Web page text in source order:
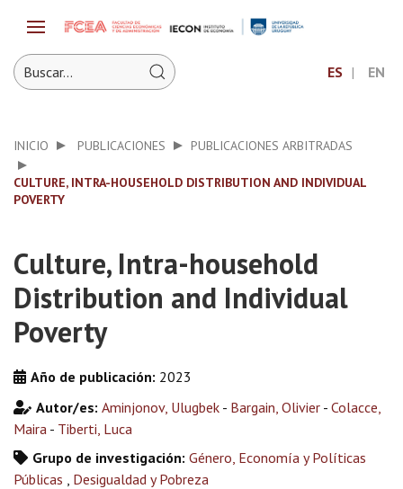
ES EN
INICIO PUBLICACIONES PUBLICACIONES ARBITRADAS
CULTURE, INTRA-HOUSEHOLD DISTRIBUTION AND INDIVIDUAL
POVERTY
Culture, Intra-household
Distribution and Individual
Poverty
Año de publicación: 2023
Autor/es: Aminjonov, Ulugbek - Bargain, Olivier - Colacce,
Maira - Tiberti, Luca
Grupo de investigación: Género, Economía y Políticas
Públicas , Desigualdad y Pobreza